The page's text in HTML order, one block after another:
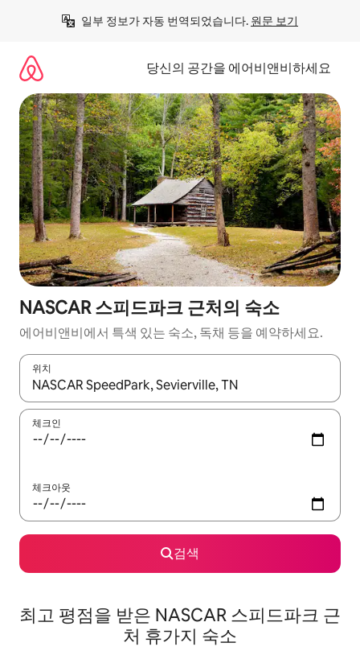
일부 정보가 자동 번역되었습니다. 원문 보기
당신의 공간을 에어비앤비하세요
NASCAR 스피드파크 근처의 숙소
에어비앤비에서 특색 있는 숙소, 독채 등을 예약하세요.
위치
결과가 나오면 위·아래 화살표 키를 사용하거나 터치 또는 스와이
체크인
체크아웃
검색
최고 평점을 받은 NASCAR 스피드파크 근
처 휴가지 숙소